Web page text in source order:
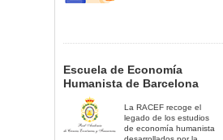
Escuela de Economía
Humanista de Barcelona
La RACEF recoge el
legado de los estudios
de economía humanista